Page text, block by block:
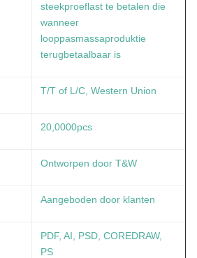
steekproeflast te betalen die
wanneer
looppasmassaproduktie
terugbetaalbaar is
T/T of L/C, Western Union
20,0000pcs
Ontworpen door T&W
Aangeboden door klanten
PDF, AI, PSD, COREDRAW,
PS